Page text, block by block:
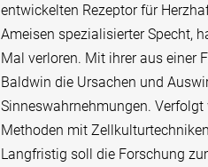
entwickelten Rezeptor für
Ameisen spezialisierter Specht,
Mal verloren. Mit ihrer aus einer
Baldwin die Ursachen und
Sinneswahrnehmungen.
Methoden mit
Langfristig soll die Forschung